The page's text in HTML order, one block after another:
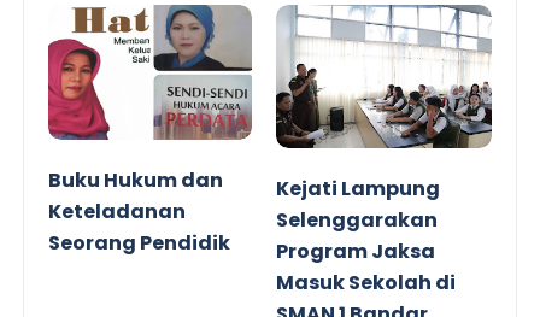
Buku Hukum dan
Keteladanan
Seorang Pendidik
Kejati Lampung
Selenggarakan
Program Jaksa
Masuk Sekolah di